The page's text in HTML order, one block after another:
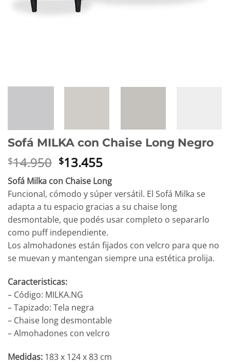
Sofá MILKA con Chaise Long Negro
$14.950 El
precio
original
era:
$14.950.
$13.455El
actual
es:
$13.455.
Sofá Milka con Chaise Long
Funcional, cómodo y súper versátil. El Sofá Milka se
adapta a tu espacio gracias a su chaise long
desmontable, que podés usar completo o separarlo
como puff independiente.
Los almohadones están fijados con velcro para que no
se muevan y mantengan siempre una estética prolija.
Caracteristicas:
– Código: MILKA.NG
– Tapizado: Tela negra
– Chaise long desmontable
– Almohadones con velcro
Medidas: 183 x 124 x 83 cm